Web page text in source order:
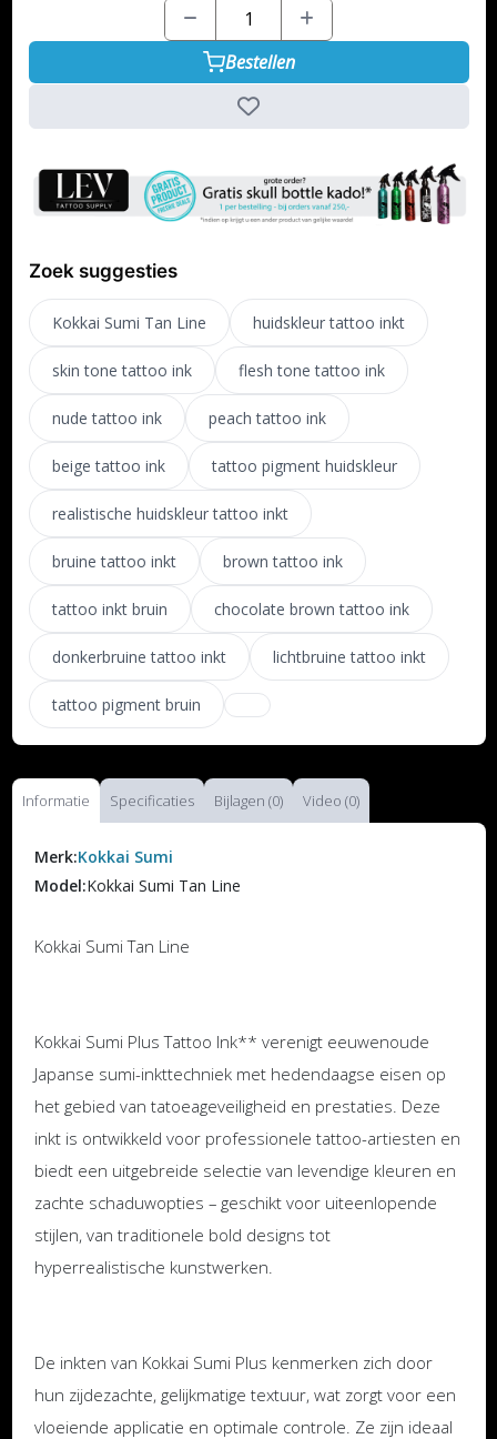
Bestellen
Zoek suggesties
Kokkai Sumi Tan Line huidskleur tattoo inkt
skin tone tattoo ink flesh tone tattoo ink
nude tattoo ink peach tattoo ink
beige tattoo ink tattoo pigment huidskleur
realistische huidskleur tattoo inkt
bruine tattoo inkt brown tattoo ink
tattoo inkt bruin chocolate brown tattoo ink
donkerbruine tattoo inkt lichtbruine tattoo inkt
tattoo pigment bruin
Informatie Specificaties Bijlagen (0) Video (0)
Merk:Kokkai Sumi
Model:Kokkai Sumi Tan Line
Kokkai Sumi Tan Line
Kokkai Sumi Plus Tattoo Ink** verenigt eeuwenoude
Japanse sumi-inkttechniek met hedendaagse eisen op
het gebied van tatoeageveiligheid en prestaties. Deze
inkt is ontwikkeld voor professionele tattoo-artiesten en
biedt een uitgebreide selectie van levendige kleuren en
zachte schaduwopties – geschikt voor uiteenlopende
stijlen, van traditionele bold designs tot
hyperrealistische kunstwerken.
De inkten van Kokkai Sumi Plus kenmerken zich door
hun zijdezachte, gelijkmatige textuur, wat zorgt voor een
vloeiende applicatie en optimale controle. Ze zijn ideaal